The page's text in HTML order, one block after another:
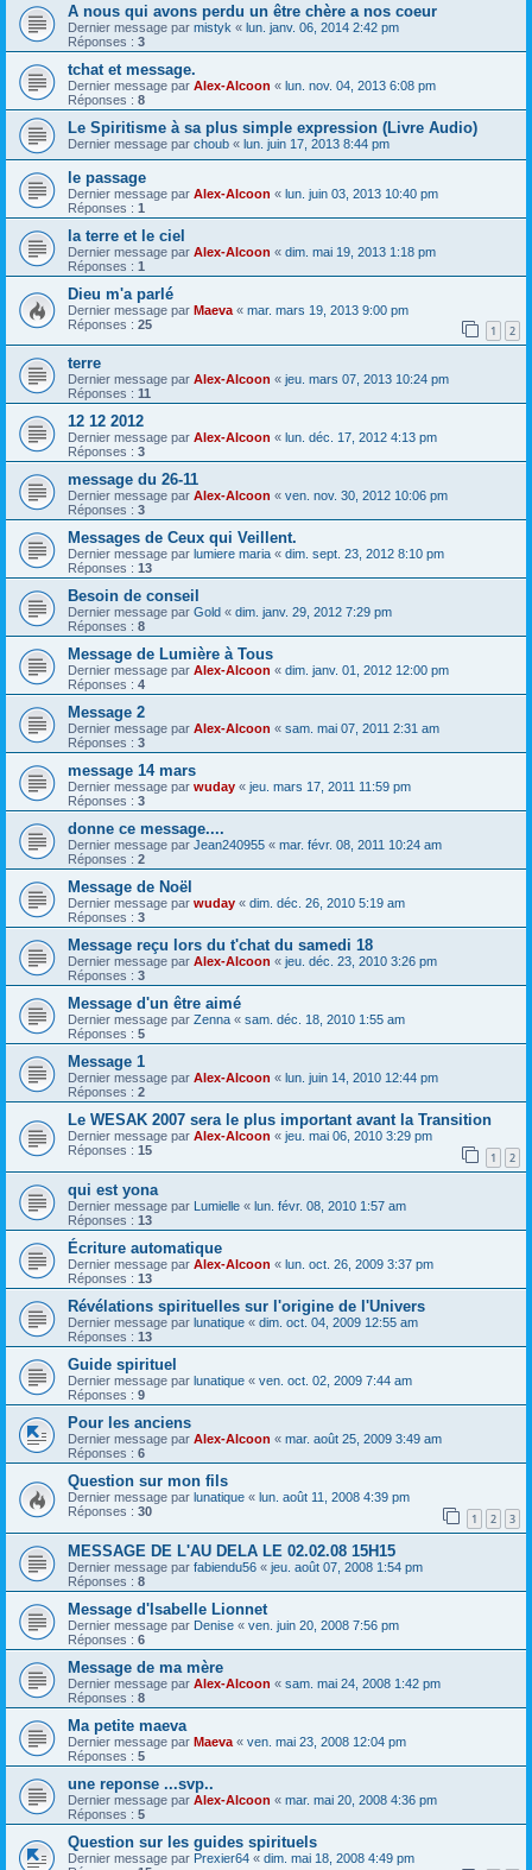
A nous qui avons perdu un être chère a nos coeur
Dernier message par mistyk « lun. janv. 06, 2014 2:42 pm
Réponses : 3
tchat et message.
Dernier message par Alex-Alcoon « lun. nov. 04, 2013 6:08 pm
Réponses : 8
Le Spiritisme à sa plus simple expression (Livre Audio)
Dernier message par choub « lun. juin 17, 2013 8:44 pm
le passage
Dernier message par Alex-Alcoon « lun. juin 03, 2013 10:40 pm
Réponses : 1
la terre et le ciel
Dernier message par Alex-Alcoon « dim. mai 19, 2013 1:18 pm
Réponses : 1
Dieu m'a parlé
Dernier message par Maeva « mar. mars 19, 2013 9:00 pm
Réponses : 25 1 2
terre
Dernier message par Alex-Alcoon « jeu. mars 07, 2013 10:24 pm
Réponses : 11
12 12 2012
Dernier message par Alex-Alcoon « lun. déc. 17, 2012 4:13 pm
Réponses : 3
message du 26-11
Dernier message par Alex-Alcoon « ven. nov. 30, 2012 10:06 pm
Réponses : 3
Messages de Ceux qui Veillent.
Dernier message par lumiere maria « dim. sept. 23, 2012 8:10 pm
Réponses : 13
Besoin de conseil
Dernier message par Gold « dim. janv. 29, 2012 7:29 pm
Réponses : 8
Message de Lumière à Tous
Dernier message par Alex-Alcoon « dim. janv. 01, 2012 12:00 pm
Réponses : 4
Message 2
Dernier message par Alex-Alcoon « sam. mai 07, 2011 2:31 am
Réponses : 3
message 14 mars
Dernier message par wuday « jeu. mars 17, 2011 11:59 pm
Réponses : 3
donne ce message....
Dernier message par Jean240955 « mar. févr. 08, 2011 10:24 am
Réponses : 2
Message de Noël
Dernier message par wuday « dim. déc. 26, 2010 5:19 am
Réponses : 3
Message reçu lors du t'chat du samedi 18
Dernier message par Alex-Alcoon « jeu. déc. 23, 2010 3:26 pm
Réponses : 3
Message d'un être aimé
Dernier message par Zenna « sam. déc. 18, 2010 1:55 am
Réponses : 5
Message 1
Dernier message par Alex-Alcoon « lun. juin 14, 2010 12:44 pm
Réponses : 2
Le WESAK 2007 sera le plus important avant la Transition
Dernier message par Alex-Alcoon « jeu. mai 06, 2010 3:29 pm
Réponses : 15 1 2
qui est yona
Dernier message par Lumielle « lun. févr. 08, 2010 1:57 am
Réponses : 13
Écriture automatique
Dernier message par Alex-Alcoon « lun. oct. 26, 2009 3:37 pm
Réponses : 13
Révélations spirituelles sur l'origine de l'Univers
Dernier message par lunatique « dim. oct. 04, 2009 12:55 am
Réponses : 13
Guide spirituel
Dernier message par lunatique « ven. oct. 02, 2009 7:44 am
Réponses : 9
Pour les anciens
Dernier message par Alex-Alcoon « mar. août 25, 2009 3:49 am
Réponses : 6
Question sur mon fils
Dernier message par lunatique « lun. août 11, 2008 4:39 pm
Réponses : 30 1 2 3
MESSAGE DE L'AU DELA LE 02.02.08 15H15
Dernier message par fabiendu56 « jeu. août 07, 2008 1:54 pm
Réponses : 8
Message d'Isabelle Lionnet
Dernier message par Denise « ven. juin 20, 2008 7:56 pm
Réponses : 6
Message de ma mère
Dernier message par Alex-Alcoon « sam. mai 24, 2008 1:42 pm
Réponses : 8
Ma petite maeva
Dernier message par Maeva « ven. mai 23, 2008 12:04 pm
Réponses : 5
une reponse ...svp..
Dernier message par Alex-Alcoon « mar. mai 20, 2008 4:36 pm
Réponses : 5
Question sur les guides spirituels
Dernier message par Prexier64 « dim. mai 18, 2008 4:49 pm